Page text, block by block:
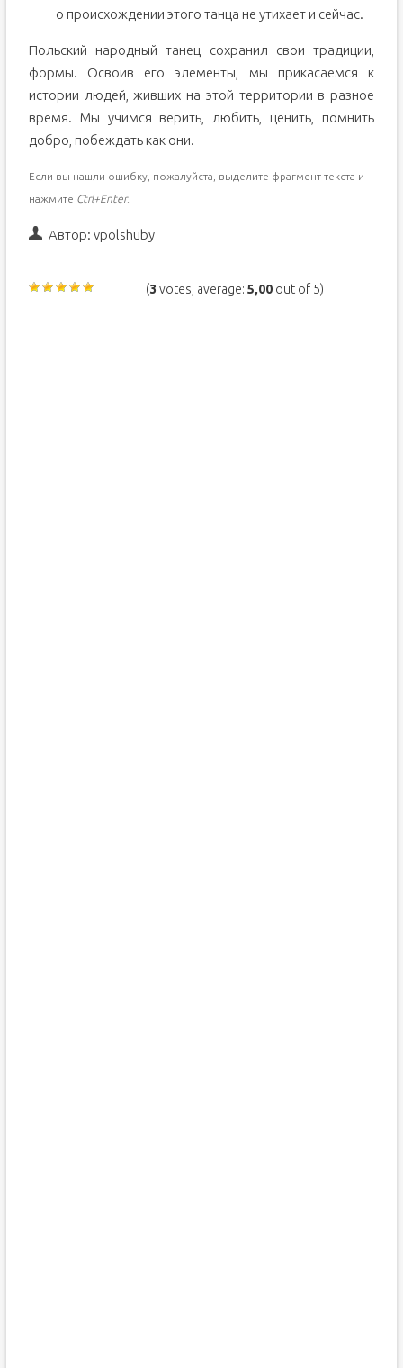
о происхождении этого танца не утихает и сейчас.
Польский народный танец сохранил свои традиции,
формы. Освоив его элементы, мы прикасаемся к
истории людей, живших на этой территории в разное
время. Мы учимся верить, любить, ценить, помнить
добро, побеждать как они.
Если вы нашли ошибку, пожалуйста, выделите фрагмент текста и
нажмите Ctrl+Enter.
Автор: vpolshuby
(3 votes, average:5,00 out of 5)